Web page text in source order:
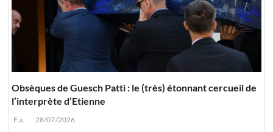
Obsèques de Guesch Patti : le (très) étonnant cercueil de
l’interprète d’Etienne
F.a. 28/07/2026